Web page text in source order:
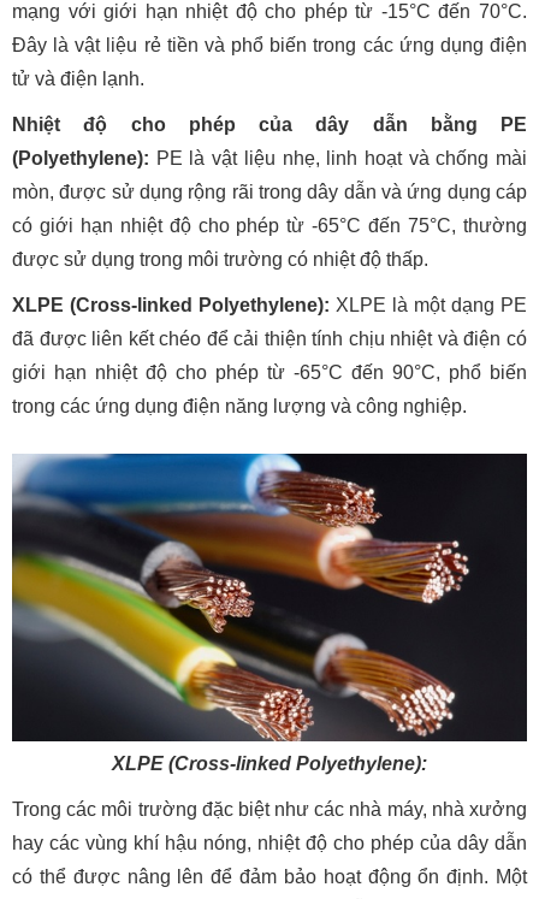
mạng với giới hạn nhiệt độ cho phép từ -15°C đến 70°C.
Đây là vật liệu rẻ tiền và phổ biến trong các ứng dụng điện
tử và điện lạnh.
Nhiệt độ cho phép của dây dẫn bằng PE
(Polyethylene): PE là vật liệu nhẹ, linh hoạt và chống mài
mòn, được sử dụng rộng rãi trong dây dẫn và ứng dụng cáp
có giới hạn nhiệt độ cho phép từ -65°C đến 75°C, thường
được sử dụng trong môi trường có nhiệt độ thấp.
XLPE (Cross-linked Polyethylene): XLPE là một dạng PE
đã được liên kết chéo để cải thiện tính chịu nhiệt và điện có
giới hạn nhiệt độ cho phép từ -65°C đến 90°C, phổ biến
trong các ứng dụng điện năng lượng và công nghiệp.
XLPE (Cross-linked Polyethylene):
Trong các môi trường đặc biệt như các nhà máy, nhà xưởng
hay các vùng khí hậu nóng, nhiệt độ cho phép của dây dẫn
có thể được nâng lên để đảm bảo hoạt động ổn định. Một